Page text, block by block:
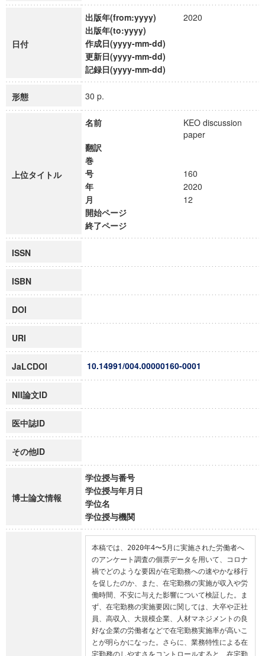
日付
出版年(from:yyyy)
2020
出版年(to:yyyy)
作成日(yyyy-mm-dd)
更新日(yyyy-mm-dd)
記録日(yyyy-mm-dd)
形態 30 p.
上位タイトル
名前
KEO discussion
paper
翻訳
巻
号
160
年
2020
月
12
開始ページ
終了ページ
ISSN
ISBN
DOI
URI
JaLCDOI 10.14991/004.00000160-0001
NII論文ID
医中誌ID
その他ID
博士論文情報
学位授与番号
学位授与年月日
学位名
学位授与機関
本稿では、2020年4〜5月に実施された労働者へ
のアンケート調査の個票データを用いて、コロナ
禍でどのような要因が在宅勤務への速やかな移行
を促したのか、また、在宅勤務の実施が収入や労
働時間、不安に与えた影響について検証した。ま
ず、在宅勤務の実施要因に関しては、大卒や正社
員、高収入、大規模企業、人材マネジメントの良
好な企業の労働者などで在宅勤務実施率が高いこ
とが明らかになった。さらに、業務特性による在
宅勤務のしやすさをコントロールすると、在宅勤